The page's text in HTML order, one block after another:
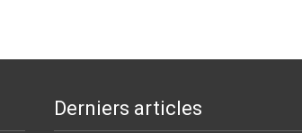
Derniers articles